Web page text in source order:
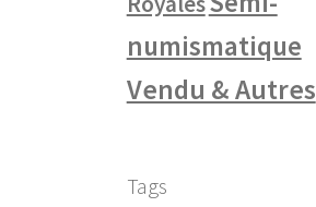
numismatique
Vendu & Autres
Tags